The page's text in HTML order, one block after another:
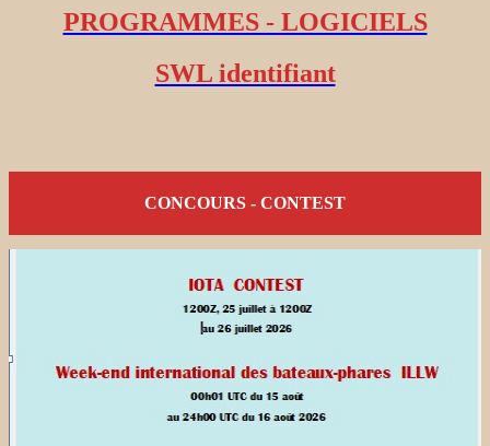
PROGRAMMES - LOGICIELS
SWL identifiant
CONCOURS - CONTEST